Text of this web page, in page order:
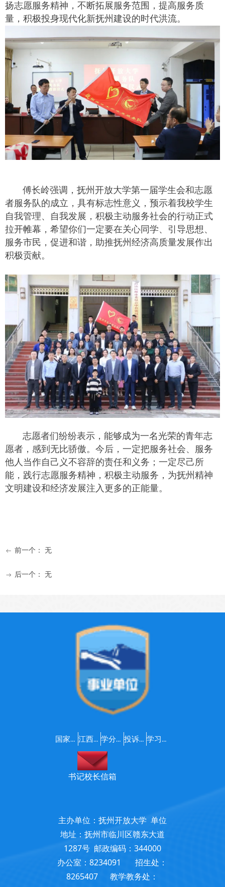
扬志愿服务精神，不断拓展服务范围，提高服务质
量，积极投身现代化新抚州建设的时代洪流。
傅长岭强调，抚州开放大学第一届学生会和志愿
者服务队的成立，具有标志性意义，预示着我校学生
自我管理、自我发展，积极主动服务社会的行动正式
拉开帷幕，希望你们一定要在关心同学、引导思想、
服务市民，促进和谐，助推抚州经济高质量发展作出
积极贡献。
志愿者们纷纷表示，能够成为一名光荣的青年志
愿者，感到无比骄傲。今后，一定把服务社会、服务
他人当作自己义不容辞的责任和义务；一定尽己所
能，践行志愿服务精神，积极主动服务，为抚州精神
文明建设和经济发展注入更多的正能量。
ꂃ 前一个： 无
ꁹ 后一个： 无
主办单位：抚州开放大学 单位
地址：抚州市临川区赣东大道
1287号 邮政编码：344000
办公室：8234091 招生处：
8265407 教学教务处：
国家开放大学 江西开放大学 学分银行 投诉建议 学习支持服务咨询
书记校长信箱